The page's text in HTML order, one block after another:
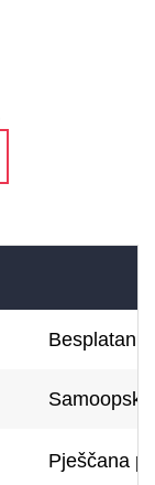
Besplatan
Pješčana